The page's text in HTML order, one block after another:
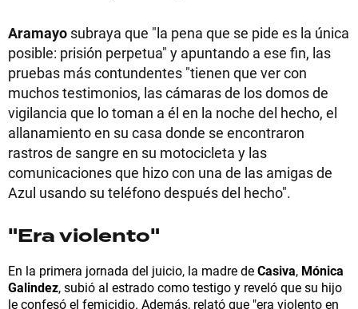
Aramayo subraya que "la pena que se pide es la única
posible: prisión perpetua" y apuntando a ese fin, las
pruebas más contundentes "tienen que ver con
muchos testimonios, las cámaras de los domos de
vigilancia que lo toman a él en la noche del hecho, el
allanamiento en su casa donde se encontraron
rastros de sangre en su motocicleta y las
comunicaciones que hizo con una de las amigas de
Azul usando su teléfono después del hecho".
"Era violento"
En la primera jornada del juicio, la madre deCasiva, Mónica
Galindez, subió al estrado como testigo y reveló que su hijo
le confesó el femicidio. Además, relató que "era violento en